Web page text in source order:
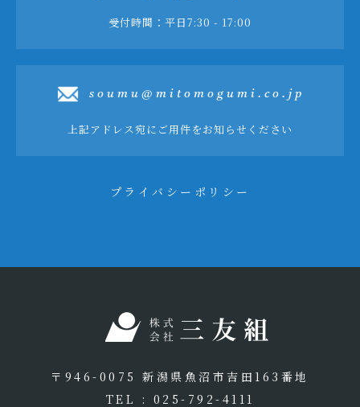
受付時間：平日7:30 - 17:00
soumu@mitomogumi.co.jp
上記アドレス宛にご用件をお知らせください
プライバシーポリシー
〒946-0075 新潟県魚沼市吉田163番地
TEL : 025-792-4111